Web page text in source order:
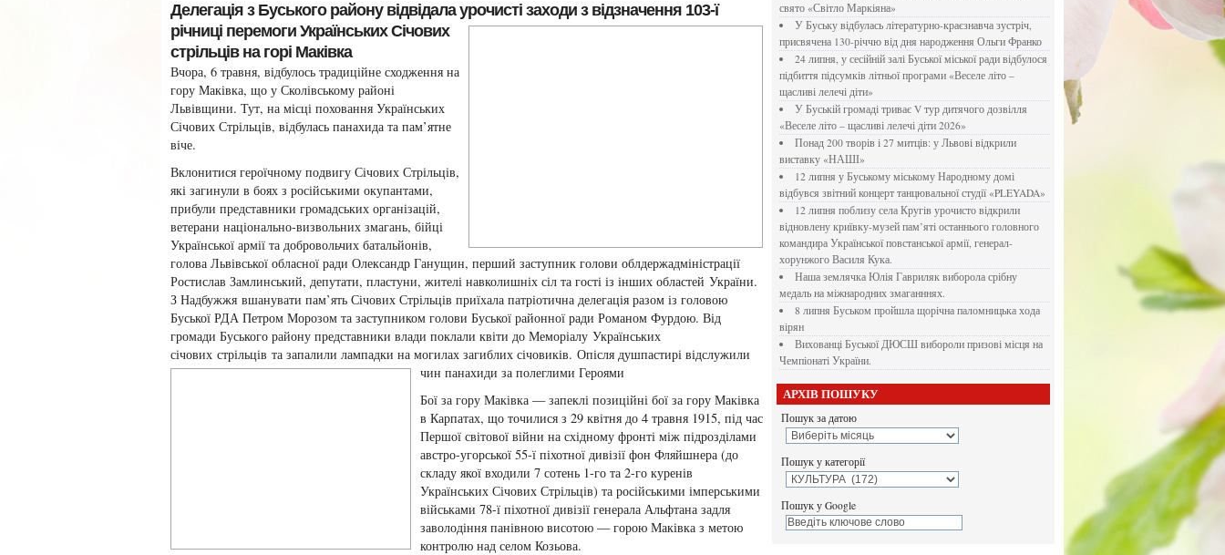
Делегація з Буського району відвідала урочисті заходи з відзначення 103-ї
річниці перемоги Українських Січових
стрільців на горі Маківка
Вчора, 6 травня, відбулось традиційне сходження на
гору Маківка, що у Сколівському районі
Львівщини. Тут, на місці поховання Українських
Січових Стрільців, відбулась панахида та пам’ятне
віче.
Вклонитися героїчному подвигу Січових Стрільців,
які загинули в боях з російськими окупантами,
прибули представники громадських організацій,
ветерани національно-визвольних змагань, бійці
Української армії та добровольчих батальйонів,
голова Львівської обласної ради Олександр Ганущин, перший заступник голови облдержадміністрації
Ростислав Замлинський, депутати, пластуни, жителі навколишніх сіл та гості із інших областей України.
З Надбужжя вшанувати пам’ять Січових Стрільців приїхала патріотична делегація разом із головою
Буської РДА Петром Морозом та заступником голови Буської районної ради Романом Фурдою. Від
громади Буського району представники влади поклали квіти до Меморіалу Українських
січових стрільців та запалили лампадки на могилах загиблих січовиків. Опісля душпастирі відслужили
чин панахиди за полеглими Героями
Бої за гору Маківка — запеклі позиційні бої за гору Маківка
в Карпатах, що точилися з 29 квітня до 4 травня 1915, під час
Першої світової війни на східному фронті між підрозділами
австро-угорської 55-ї піхотної дивізії фон Фляйшнера (до
складу якої входили 7 сотень 1-го та 2-го куренів
Українських Січових Стрільців) та російськими імперськими
військами 78-ї піхотної дивізії генерала Альфтана задля
заволодіння панівною висотою — горою Маківка з метою
контролю над селом Козьова.
свято «Світло Маркіяна»
У Буську відбулась літературно-краєзнавча зустріч,
присвячена 130-річчю від дня народження Ольги Франко
24 липня, у сесійній залі Буської міської ради відбулося
підбиття підсумків літньої програми «Веселе літо –
щасливі лелечі діти»
У Буській громаді триває V тур дитячого дозвілля
«Веселе літо – щасливі лелечі діти 2026»
Понад 200 творів і 27 митців: у Львові відкрили
виставку «НАШІ»
12 липня у Буському міському Народному домі
відбувся звітний концерт танцювальної студії «PLEYADA»
12 липня поблизу села Кругів урочисто відкрили
відновлену криївку-музей пам’яті останнього головного
командира Української повстанської армії, генерал-
хорунжого Василя Кука.
Наша землячка Юлія Гавриляк виборола срібну
медаль на міжнародних змаганннях.
8 липня Буськом пройшла щорічна паломницька хода
вірян
Вихованці Буської ДЮСШ вибороли призові місця на
Чемпіонаті України.
АРХІВ ПОШУКУ
Пошук за датою
Пошук у категорії
Пошук у Google